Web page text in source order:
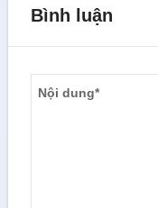
Bình luận